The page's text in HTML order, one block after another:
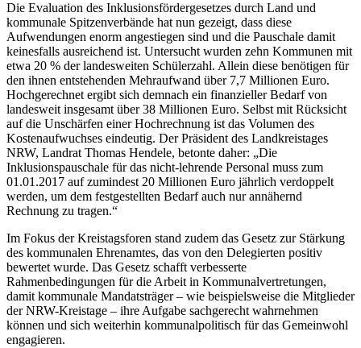
Die Evaluation des Inklusionsfördergesetzes durch Land und
kommunale Spitzenverbände hat nun gezeigt, dass diese
Aufwendungen enorm angestiegen sind und die Pauschale damit
keinesfalls ausreichend ist. Untersucht wurden zehn Kommunen mit
etwa 20 % der landesweiten Schülerzahl. Allein diese benötigen für
den ihnen entstehenden Mehraufwand über 7,7 Millionen Euro.
Hochgerechnet ergibt sich demnach ein finanzieller Bedarf von
landesweit insgesamt über 38 Millionen Euro. Selbst mit Rücksicht
auf die Unschärfen einer Hochrechnung ist das Volumen des
Kostenaufwuchses eindeutig. Der Präsident des Landkreistages
NRW, Landrat Thomas Hendele, betonte daher: „Die
Inklusionspauschale für das nicht-lehrende Personal muss zum
01.01.2017 auf zumindest 20 Millionen Euro jährlich verdoppelt
werden, um dem festgestellten Bedarf auch nur annähernd
Rechnung zu tragen.“
Im Fokus der Kreistagsforen stand zudem das Gesetz zur Stärkung
des kommunalen Ehrenamtes, das von den Delegierten positiv
bewertet wurde. Das Gesetz schafft verbesserte
Rahmenbedingungen für die Arbeit in Kommunalvertretungen,
damit kommunale Mandatsträger – wie beispielsweise die Mitglieder
der NRW-Kreistage – ihre Aufgabe sachgerecht wahrnehmen
können und sich weiterhin kommunalpolitisch für das Gemeinwohl
engagieren.